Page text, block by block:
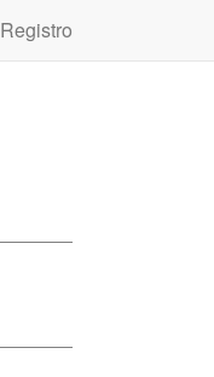
Registro